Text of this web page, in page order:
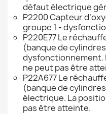
défaut électrique
P2200 Capteur
groupe 1 -
P220E77 Le
(banque de
dysfonctionnement.
ne peut pas être
P22A677 Le
(banque de
électrique. La
pas être atteinte.